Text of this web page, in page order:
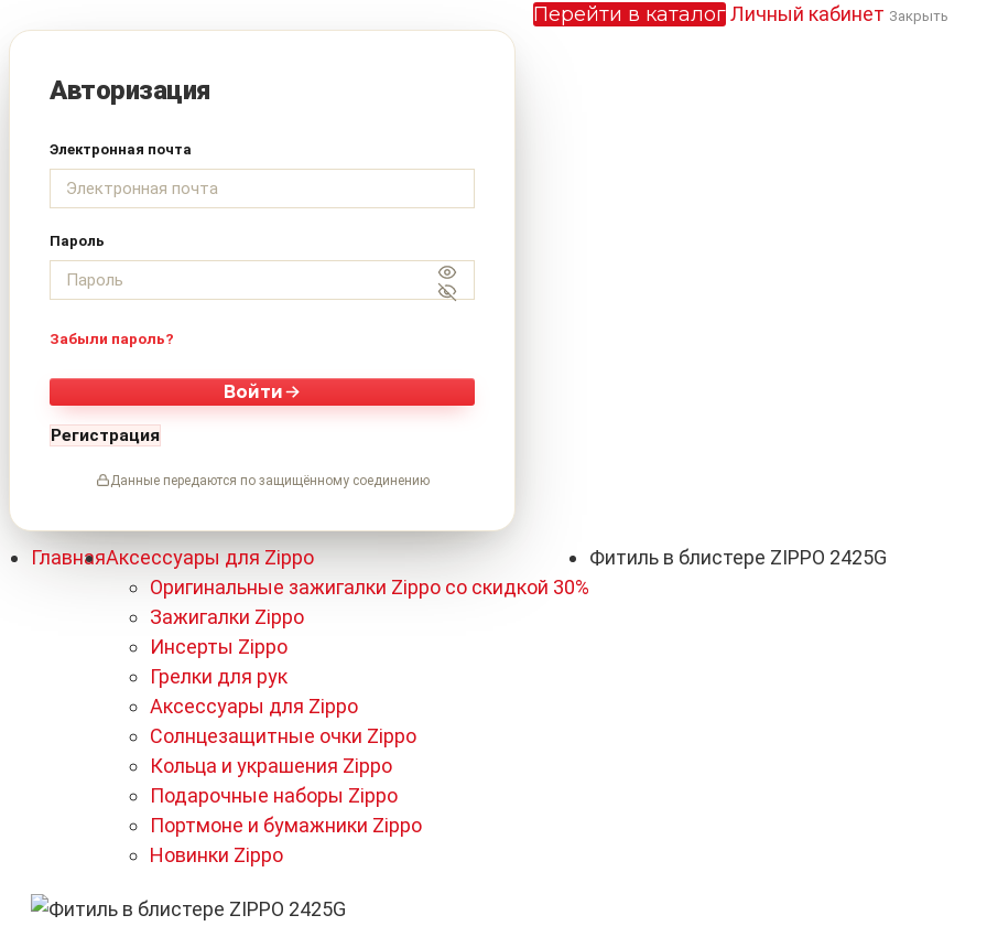
Перейти в каталог Личный кабинет Закрыть
Авторизация
Электронная почта
Пароль
Забыли пароль?
Войти
Регистрация
Данные передаются по защищённому соединению
ГлавнаяАксессуары для Zippo
Оригинальные зажигалки Zippo со скидкой 30%
Зажигалки Zippo
Инсерты Zippo
Грелки для рук
Аксессуары для Zippo
Солнцезащитные очки Zippo
Кольца и украшения Zippo
Подарочные наборы Zippo
Портмоне и бумажники Zippo
Новинки Zippo
Фитиль в блистере ZIPPO 2425G